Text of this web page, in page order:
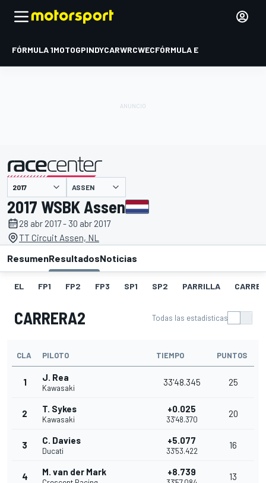
FÓRMULA 1MOTOGPINDYCARWRCWECFÓRMULA E
presentado por ASSEN
2017 WSBK Assen
28 abr 2017 - 30 abr 2017
TT Circuit Assen, NL
ResumenResultadosNoticias
EL FP1 FP2 FP3 SP1 SP2 PARRILLA
CARRERA2 Todas las estadísticas
CLA PILOTO TIEMPO PUNTOS
1 J. Rea
Kawasaki
33'48.345 25
2 T. Sykes
Kawasaki
+0.025
33'48.370
20
3 C. Davies
Ducati
+5.077
33'53.422
16
4 M. van der Mark +8.739 13